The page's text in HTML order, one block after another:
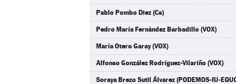
Pablo Pombo Diez (Cs)
Pedro María Fernández Barbadillo (VOX)
María Otero Garay (VOX)
Alfonso González Rodríguez-Vilariño (VOX)
Soraya Brezo Sutil Álvarez (PODEMOS-IU-